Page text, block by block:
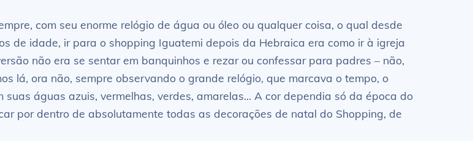
com seu enorme relógio de água ou óleo ou qualquer coisa, o qual desde
de idade, ir para o shopping Iguatemi depois da Hebraica era como ir à igreja
não era se sentar em banquinhos e rezar ou confessar para padres – não,
lá, ora não, sempre observando o grande relógio, que marcava o tempo, o
águas azuis, vermelhas, verdes, amarelas… A cor dependia só da época do
por dentro de absolutamente todas as decorações de natal do Shopping, de